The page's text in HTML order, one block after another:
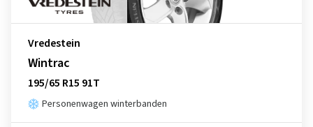
Vredestein
Wintrac
195/65 R15 91T
Personenwagen winterbanden